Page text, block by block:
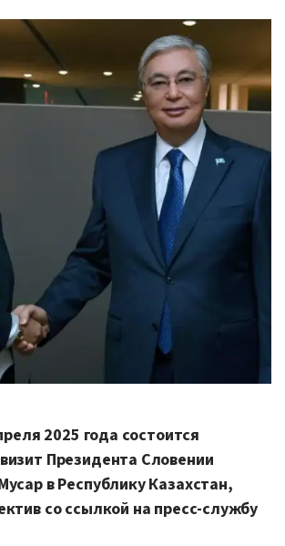
2025 года состоится
Президента Словении
в Республику Казахстан,
со ссылкой на пресс-службу